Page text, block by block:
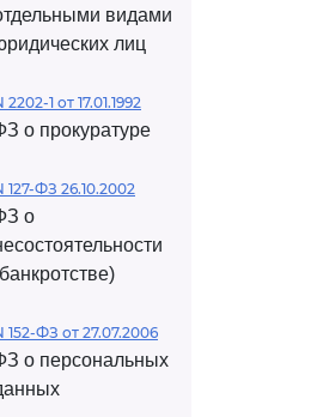
видами
лиц
2202-1 от 17.01.1992
о прокуратуре
127-ФЗ 26.10.2002
о
152-ФЗ от 27.07.2006
о персональных